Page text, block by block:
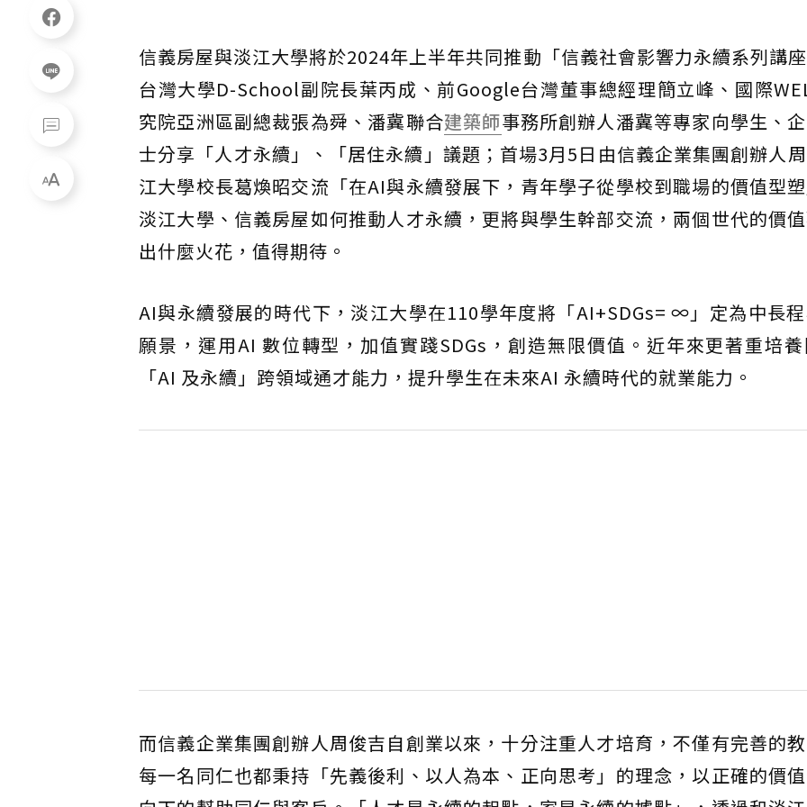
信義房屋與淡江大學將於2024年上半年共同推動「信義社會影響力永續系列講
台灣大學D-School副院長葉丙成、前Google台灣董事總經理簡立峰、國際
究院亞洲區副總裁張為舜、潘冀聯合建築師事務所創辦人潘冀等專家向學生、
士分享「人才永續」、「居住永續」議題；首場3月5日由信義企業集團創辦人
江大學校長葛煥昭交流「在AI與永續發展下，青年學子從學校到職場的價值型
淡江大學、信義房屋如何推動人才永續，更將與學生幹部交流，兩個世代的價
出什麼火花，值得期待。
AI與永續發展的時代下，淡江大學在110學年度將「AI+SDGs= ∞」定為中長
願景，運用AI 數位轉型，加值實踐SDGs，創造無限價值。近年來更著重培
「AI 及永續」跨領域通才能力，提升學生在未來AI 永續時代的就業能力。
而信義企業集團創辦人周俊吉自創業以來，十分注重人才培育，不僅有完善的
每一名同仁也都秉持「先義後利、以人為本、正向思考」的理念，以正確的價